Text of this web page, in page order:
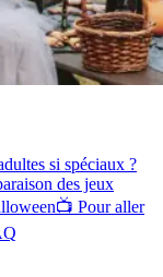
si spéciaux ?
des jeux
📺 Pour aller